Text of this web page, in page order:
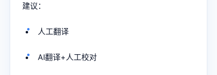
建议：
人工翻译
AI翻译+人工校对